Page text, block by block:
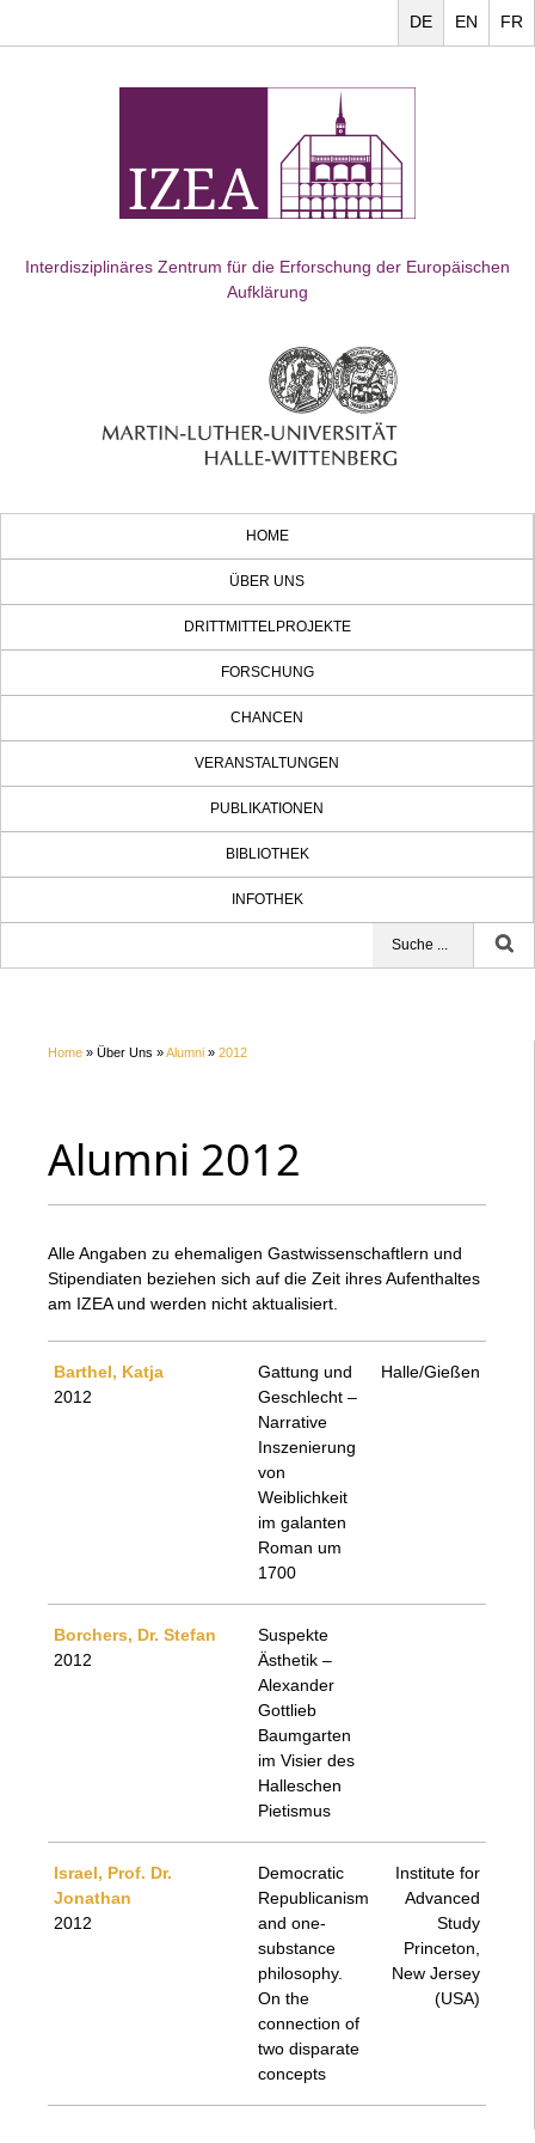
FR
EN
DE
Interdisziplinäres Zentrum für die Erforschung der Europäischen
Aufklärung
HOME
ÜBER UNS
DRITTMITTELPROJEKTE
FORSCHUNG
CHANCEN
VERANSTALTUNGEN
PUBLIKATIONEN
BIBLIOTHEK
INFOTHEK
Home » Über Uns »Alumni » 2012
Alumni 2012
Alle Angaben zu ehemaligen Gastwissenschaftlern und
Stipendiaten beziehen sich auf die Zeit ihres Aufenthaltes
am IZEA und werden nicht aktualisiert.
Barthel, Katja
2012
Gattung und
Geschlecht –
Narrative
Inszenierung
von
Weiblichkeit
im galanten
Roman um
1700
Halle/Gießen
Borchers, Dr. Stefan
2012
Suspekte
Ästhetik –
Alexander
Gottlieb
Baumgarten
im Visier des
Halleschen
Pietismus
Israel, Prof. Dr.
Jonathan
2012
Democratic
Republicanism
and one-
substance
philosophy.
On the
connection of
two disparate
concepts
Institute for
Advanced
Study
Princeton,
New Jersey
(USA)